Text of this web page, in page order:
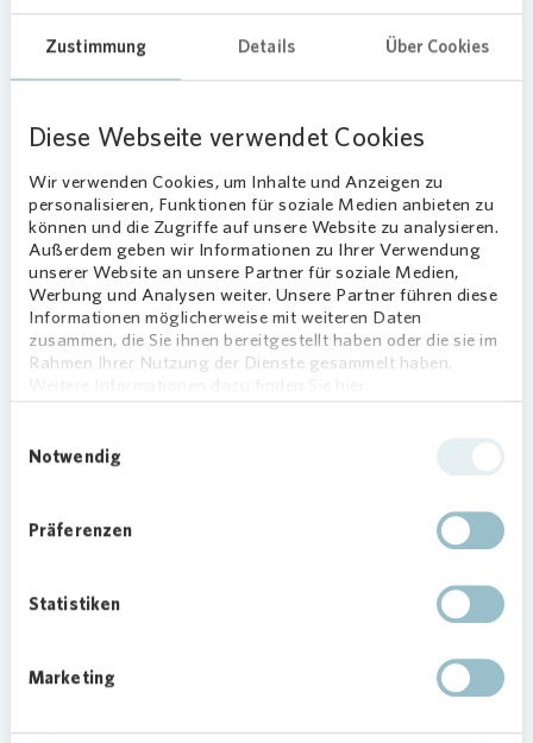
Zustimmung Details Über Cookies
Diese Webseite verwendet Cookies
Wir verwenden Cookies, um Inhalte und Anzeigen zu
personalisieren, Funktionen für soziale Medien anbieten zu
können und die Zugriffe auf unsere Website zu analysieren.
Außerdem geben wir Informationen zu Ihrer Verwendung
unserer Website an unsere Partner für soziale Medien,
Werbung und Analysen weiter. Unsere Partner führen diese
Informationen möglicherweise mit weiteren Daten
zusammen, die Sie ihnen bereitgestellt haben oder die sie im
Rahmen Ihrer Nutzung der Dienste gesammelt haben.
Notwendig
Präferenzen
Statistiken
Marketing
Sicherheitshinweis: Vonoviawird
vor Abschluss eines Mietvertrages
niemals Kautions- oder
Wir verlangen auchkeine
von Interessenten! Sollten Sie
Schreiben oder Anrufe mit
unseriösen Forderungen erhalten,
melden Sie sich bitte umgehend bei
unserem Kundenservice , da es sich
um einen Betrugsversuch handeln
könnte. Vielen Dank!